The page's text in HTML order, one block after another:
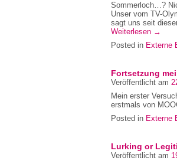
Sommerloch…?
Unser vom TV-
sagt uns seit
Weiterlesen →
Posted in Externe
Fortsetzung
Veröffentlicht am
Mein erster
erstmals von
Posted in Externe
Lurking or
Veröffentlicht am